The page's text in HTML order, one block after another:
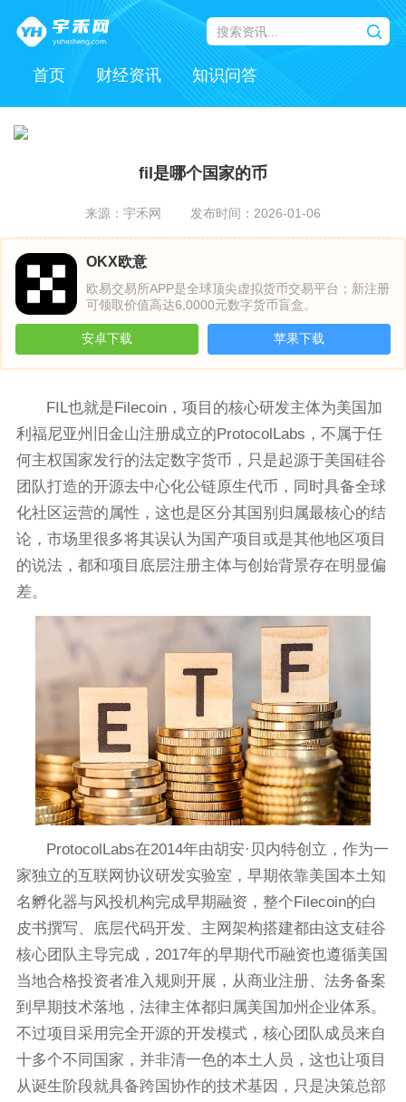
首页 财经资讯 知识问答
fil是哪个国家的币
来源：宇禾网 发布时间：2026-01-06
OKX欧意
欧易交易所APP是全球顶尖虚拟货币交易平台；新注册
可领取价值高达6,0000元数字货币盲盒。
安卓下载 苹果下载
FIL也就是Filecoin，项目的核心研发主体为美国加
利福尼亚州旧金山注册成立的ProtocolLabs，不属于任
何主权国家发行的法定数字货币，只是起源于美国硅谷
团队打造的开源去中心化公链原生代币，同时具备全球
化社区运营的属性，这也是区分其国别归属最核心的结
论，市场里很多将其误认为国产项目或是其他地区项目
的说法，都和项目底层注册主体与创始背景存在明显偏
差。
ProtocolLabs在2014年由胡安·贝内特创立，作为一
家独立的互联网协议研发实验室，早期依靠美国本土知
名孵化器与风投机构完成早期融资，整个Filecoin的白
皮书撰写、底层代码开发、主网架构搭建都由这支硅谷
核心团队主导完成，2017年的早期代币融资也遵循美国
当地合格投资者准入规则开展，从商业注册、法务备案
到早期技术落地，法律主体都归属美国加州企业体系。
不过项目采用完全开源的开发模式，核心团队成员来自
十多个不同国家，并非清一色的本土人员，这也让项目
从诞生阶段就具备跨国协作的技术基因，只是决策总部